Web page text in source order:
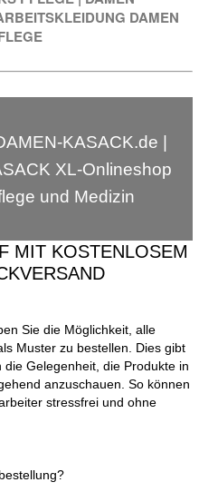
DAMEN
KASACK.de |
XL-Onlineshop
und Medizin
MIT KOSTENLOSEM
Sie die Möglichkeit, alle
Muster zu bestellen. Dies gibt
Gelegenheit, die Produkte in
anzuschauen. So können
stressfrei und ohne